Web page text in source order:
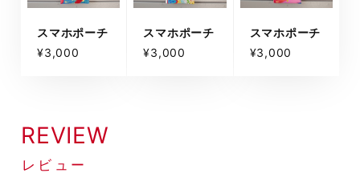
スマホポーチ
¥3,000
スマホポーチ
¥3,000
スマホポーチ
¥3,000
REVIEW
レビュー